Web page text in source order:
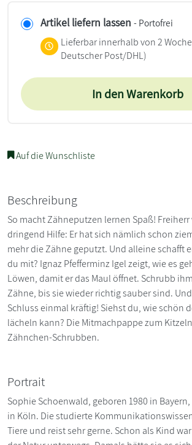
Artikel liefern lassen - Portofrei
Lieferbar innerhalb von 2
Deutscher Post/DHL)
In den Warenkorb
Auf die Wunschliste
Beschreibung
So macht Zähneputzen lernen Spaß!
dringend Hilfe: Er hat sich nämlich schon
mehr die Zähne geputzt. Und alleine schafft
du mit? Ignaz Pfefferminz Igel zeigt, wie es
Löwen, damit er das Maul öffnet. Schrubb
Zähne, bis sie wieder richtig sauber sind.
Schluss einmal kräftig! Siehst du, wie schön
lächeln kann? Die Mitmachpappe zum
Zähnchen-Schrubben.
Portrait
Sophie Schoenwald, geboren 1980 in
in Köln. Die studierte
Tiere und reist sehr gerne. Schon als Kind